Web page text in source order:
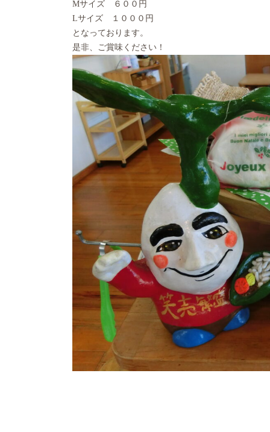
Mサイズ ６００円
Lサイズ １０００円
となっております。
是非、ご賞味ください！